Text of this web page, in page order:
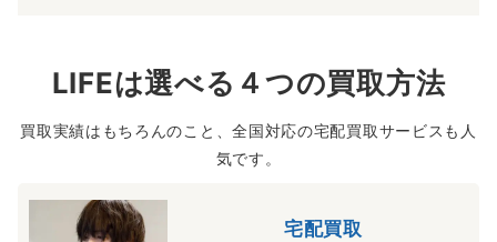
LIFEは選べる４つの買取方法
買取実績はもちろんのこと、全国対応の宅配買取サービスも人
気です。
宅配買取